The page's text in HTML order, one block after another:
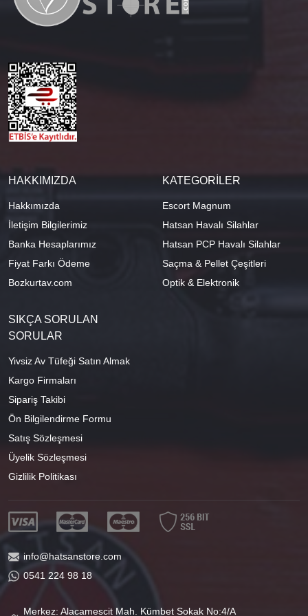
HAKKIMIZDA
Hakkımızda
İletişim Bilgilerimiz
Banka Hesaplarımız
Fiyat Farkı Ödeme
Bozkurtav.com
KATEGORİLER
Escort Magnum
Hatsan Havalı Silahlar
Hatsan PCP Havalı Silahlar
Saçma & Pellet Çeşitleri
Optik & Elektronik
SIKÇA SORULAN
SORULAR
Yivsiz Av Tüfeği Satın Almak
Kargo Firmaları
Sipariş Takibi
Ön Bilgilendirme Formu
Satış Sözleşmesi
Üyelik Sözleşmesi
Gizlilik Politikası
info@hatsanstore.com
0541 224 98 18
Merkez: Alacamescit Mah. Kümbet Sokak No:4/A